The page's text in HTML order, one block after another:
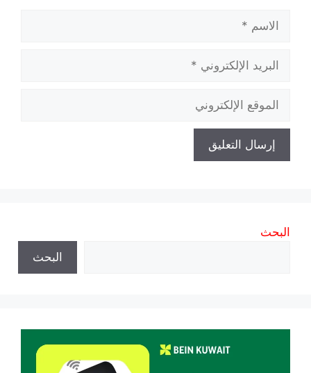
الإلكتروني
الإلكتروني
البحث
البحث